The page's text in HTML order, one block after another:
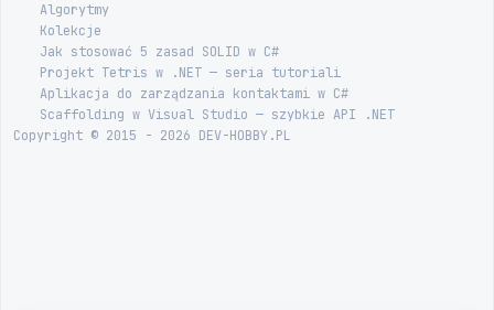
Algorytmy
Kolekcje
Jak stosować 5 zasad SOLID w C#
Projekt Tetris w .NET — seria tutoriali
Aplikacja do zarządzania kontaktami w C#
Scaffolding w Visual Studio — szybkie API .NET
Copyright © 2015 - 2026 DEV-HOBBY.PL